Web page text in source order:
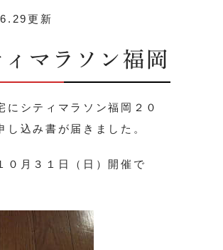
更新
ィマラソン福岡
にシティマラソン福岡２０
し込み書が届きました。
０月３１日（日）開催で